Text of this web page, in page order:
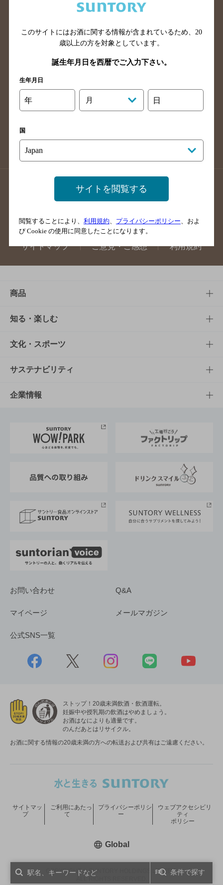
滋賀県のバー検索
和歌山県のバー検索
山口県のバー検索
鳥取県のバー検索
島根県のバー検索
徳島県のバー検索
高知県のバー検索
福岡県のバー検索
長崎県のバー検索
佐賀県のバー検索
店舗登録方法のご案内
店舗情報更新方法のご案内
掲載店舗様ログイン
サイトマップ ご意見・ご感想 利用規約
条件で探す
商品
商品TOP
商品一覧
商品発売情報
栄養成分一覧
知る・楽しむ
知る・楽しむTOP
キャンペーン
工場見学
地域情報
文化・スポーツ
文化・スポーツTOP
サントリーホール
サントリーサンバーズ大阪
サステナビリティ
サステナビリティTOP
サントリーが考えるサステナビリティ経営
企業情報
企業概要
採用情報
お問い合わせ Q&A
マイページ メールマガジン
公式SNS一覧
ストップ！20歳未満飲酒・飲酒運転。
妊娠中や授乳期の飲酒はやめましょう。
お酒はなによりも適量です。
のんだあとはリサイクル。
お酒に関する情報の20歳未満の方への転送および共有はご遠慮ください。
COPYRIGHT © SUNTORY HOLDINGS LIMITED.
サイトマッ
プ
ご利用にあたっ
て
プライバシーポリシ
ー
ウェブアクセシビリ
ティ
ポリシー
Global新しいウィンドウで開く
このサイトにはお酒に関する情報が含まれているため、 20
歳以上の方を対象としています。
誕生年月日を西暦でご入力下さい。
生年月日
年 月 日
国
サイトを閲覧する
閲覧することにより、 利用規約 プライバシーポリシー 、およ
び Cookie の使用に同意したことになります。